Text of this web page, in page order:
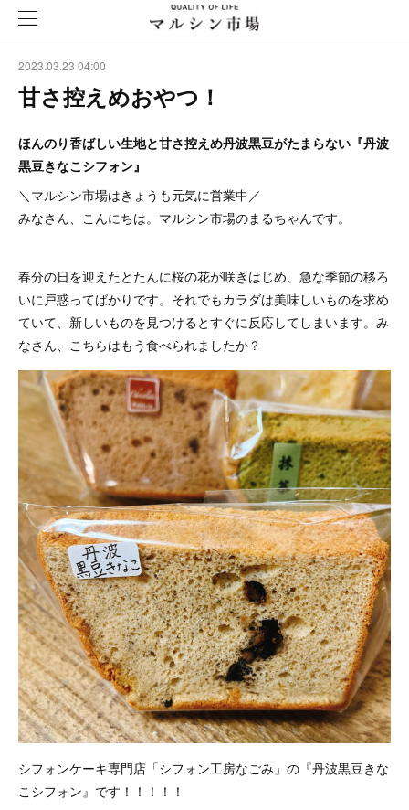
2023.03.23 04:00
甘さ控えめおやつ！
ほんのり香ばしい生地と甘さ控えめ丹波黒豆がたまらない『丹波
黒豆きなこシフォン』
＼マルシン市場はきょうも元気に営業中／
みなさん、こんにちは。マルシン市場のまるちゃんです。
春分の日を迎えたとたんに桜の花が咲きはじめ、急な季節の移ろ
いに戸惑ってばかりです。それでもカラダは美味しいものを求め
ていて、新しいものを見つけるとすぐに反応してしまいます。み
なさん、こちらはもう食べられましたか？
シフォンケーキ専門店「シフォン工房なごみ」の『丹波黒豆きな
こシフォン』です！！！！！